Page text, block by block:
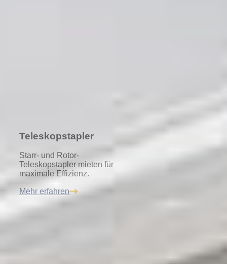
Teleskopstapler
Starr- und Rotor-
Teleskopstapler mieten für
maximale Effizienz.
Mehr erfahren